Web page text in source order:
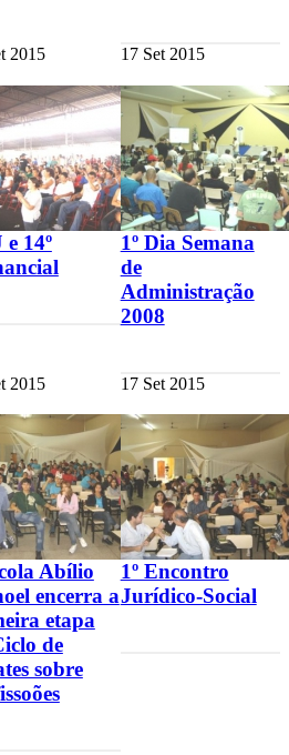
2015
14º
17 Set 2015
1º Dia Semana
de
Administração
2008
2015
Abílio
encerra a
etapa
de
sobre
17 Set 2015
1º Encontro
Jurídico-Social